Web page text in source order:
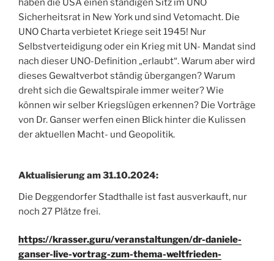
haben die USA einen ständigen Sitz im UNO
Sicherheitsrat in New York und sind Vetomacht. Die
UNO Charta verbietet Kriege seit 1945! Nur
Selbstverteidigung oder ein Krieg mit UN- Mandat sind
nach dieser UNO-Definition „erlaubt“. Warum aber wird
dieses Gewaltverbot ständig übergangen? Warum
dreht sich die Gewaltspirale immer weiter? Wie
können wir selber Kriegslügen erkennen? Die Vorträge
von Dr. Ganser werfen einen Blick hinter die Kulissen
der aktuellen Macht- und Geopolitik.
Aktualisierung am 31.10.2024:
Die Deggendorfer Stadthalle ist fast ausverkauft, nur
noch 27 Plätze frei.
https://krasser.guru/veranstaltungen/dr-daniele-
ganser-live-vortrag-zum-thema-weltfrieden-